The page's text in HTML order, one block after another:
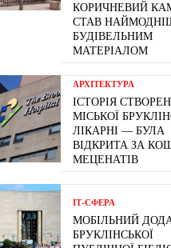
КОРИЧНЕВИЙ
СТАВ
БУДІВЕЛЬНИМ
МАТЕРІАЛОМ
АРХІТЕКТУРА
ІСТОРІЯ
МІСЬКОЇ
ЛІКАРНІ — БУЛА
ВІДКРИТА ЗА
МЕЦЕНАТІВ
ІТ-СФЕРА
МОБІЛЬНИЙ
БРУКЛІНСЬКОЇ